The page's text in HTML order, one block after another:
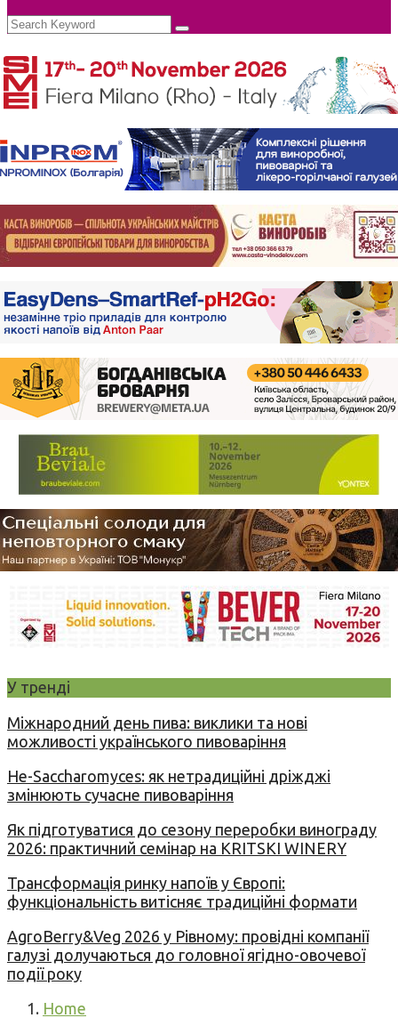
У тренді
Міжнародний день пива: виклики та нові
можливості українського пивоваріння
Не-Saccharomyces: як нетрадиційні дріжджі
змінюють сучасне пивоваріння
Як підготуватися до сезону переробки винограду
2026: практичний семінар на KRITSKI WINERY
Трансформація ринку напоїв у Європі:
функціональність витісняє традиційні формати
AgroBerry&Veg 2026 у Рівному: провідні компанії
галузі долучаються до головної ягідно-овочевої
події року
Home